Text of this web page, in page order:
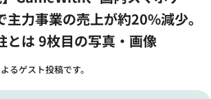
主力事業の売上が約20%減少。
とは 9枚目の写真・画像
るゲスト投稿です。